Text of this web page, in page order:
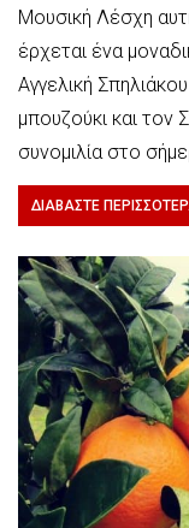
Μουσική Λέσχη
έρχεται ένα
Αγγελική
μπουζούκι και
συνομιλία στο
ΔΙΑΒΆΣΤΕ